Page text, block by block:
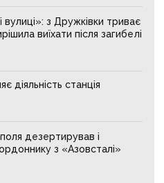
вулиці»: з Дружківки триває
виїхати після загибелі
діяльність станція
дезертирував і
з «Азовсталі»